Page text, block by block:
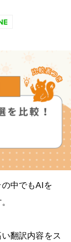
中でもAIを
翻訳内容をス